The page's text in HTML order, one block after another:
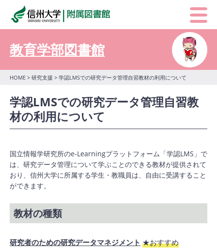
教育学部図書館
HOME > 研究支援 > 学認LMSでの研究データ管理自習教材の利用について
学認LMSでの研究データ管理自習教
材の利用について
国立情報学研究所のe-Learningプラットフォーム「学認LMS」で
は、研究データ管理について学ぶことのできる教材が提供されて
おり、信州大学に所属する学生・教職員は、自由に受講すること
ができます。
教材の種類
研究者のための研究データマネジメント ★おすすめ